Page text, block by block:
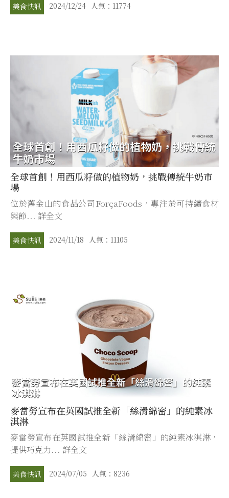
美食快訊 2024/12/24 人氣：11774
全球首創！用西瓜籽做的植物奶，挑戰傳統牛奶市
場
位於舊金山的食品公司ForçaFoods，專注於可持續食材
與節... 詳全文
美食快訊 2024/11/18 人氣：11105
麥當勞宣布在英國試推全新「絲滑綿密」的純素冰
淇淋
麥當勞宣布在英國試推全新「絲滑綿密」的純素冰淇淋，
提供巧克力... 詳全文
美食快訊 2024/07/05 人氣：8236